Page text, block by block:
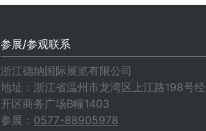
参展/参观联系
浙江德纳国际展览有限公司
地址：浙江省温州市龙湾区上江路198号经
开区商务广场B幢1403
参展： 0577-88905978